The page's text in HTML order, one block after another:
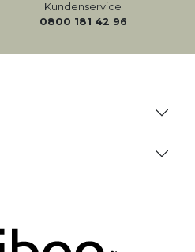
Kundenservice
0800 181 42 96